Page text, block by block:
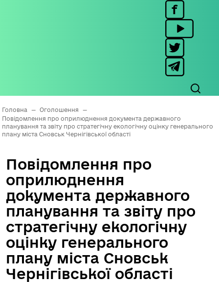
Головна — Оголошення
—
Повідомлення про оприлюднення документа державного
планування та звіту про стратегічну екологічну оцінку генерального
плану міста Сновськ Чернігівської області
Повідомлення про
оприлюднення
документа державного
планування та звіту про
стратегічну екологічну
оцінку генерального
плану міста Сновськ
Чернігівської області